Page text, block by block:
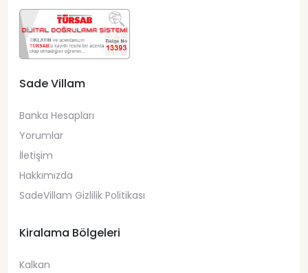
Sade Villam
Banka Hesapları
Yorumlar
İletişim
Hakkımızda
SadeVillam Gizlilik Politikası
Kiralama Bölgeleri
Kalkan